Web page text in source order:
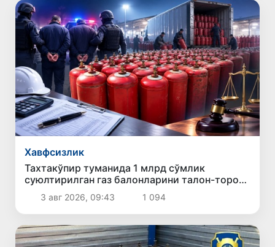
Хавфсизлик
Тахтакўпир туманида 1 млрд сўмлик
суюлтирилган газ балонларини талон-торож
қилиш ҳолати фош этилди
3 авг 2026, 09:43 1 094